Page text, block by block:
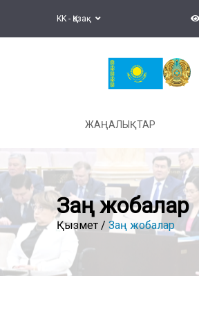
KK - Қазақ
ЖАҢАЛЫҚТАР
Заң жобалар
Қызмет / Заң жобалар